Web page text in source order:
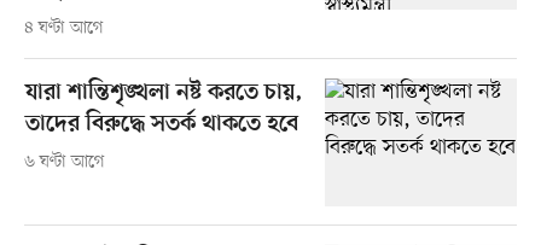
৪ ঘণ্টা আগে
যারা শান্তিশৃঙ্খলা নষ্ট করতে চায়,
তাদের বিরুদ্ধে সতর্ক থাকতে হবে
৬ ঘণ্টা আগে